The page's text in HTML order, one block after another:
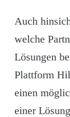
Auch
welche
Lösungen
Plattform
einen
einer